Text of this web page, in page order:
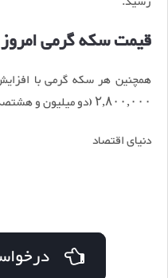
قیمت سکه گرمی امروز
۲,۸۰۰,۰۰۰ (دو میلیون و هشتصد هزار) تومان معامله شد.
دنیای اقتصاد